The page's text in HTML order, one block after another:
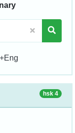
hsk 4